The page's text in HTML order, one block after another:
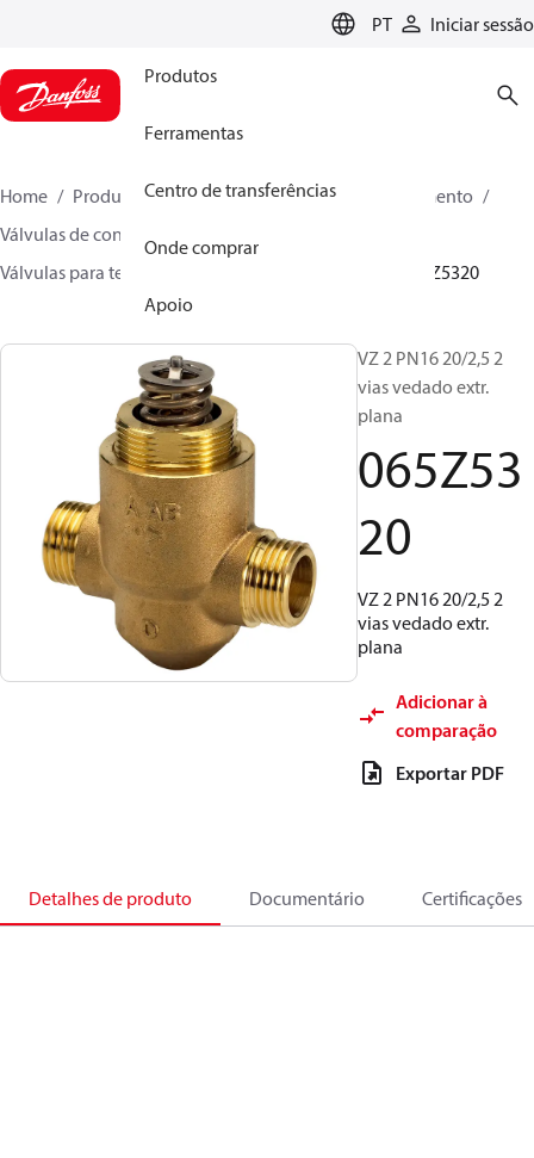
PT Iniciar sessão
Produtos
Ferramentas
Centro de transferências
Onde comprar
Apoio
Home Produtos
Soluções climáticas para aquecimento
Válvulas de controle motorizadas
Válvulas para terminal e zona
065Z5320
VZ 2 PN16 20/2,5 2
vias vedado extr.
plana
065Z53
20
VZ 2 PN16 20/2,5 2
vias vedado extr.
plana
Adicionar à
comparação
Exportar PDF
Detalhes de produto Documentário Certificações